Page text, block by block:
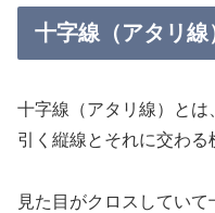
十字線（アタリ線
十字線（アタリ線）とは
引く縦線とそれに交わる
見た目がクロスしてい